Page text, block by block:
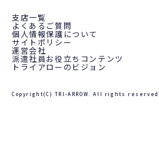
支店一覧
よくあるご質問
個人情報保護について
サイトポリシー
運営会社
派遣社員お役立ちコンテンツ
トライアローのビジョン
Copyright(C) TRI-ARROW. All rights reserved.